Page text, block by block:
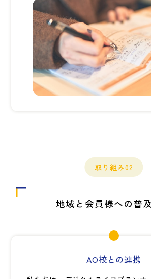
取り組み02
地域と会員様への普
AO校との連携